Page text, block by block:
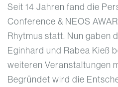
Seit 14 Jahren fand die
Conference & NEOS
Rhytmus statt. Nun gaben
Eginhard und Rabea Kieß
weiteren Veranstaltungen
Begründet wird die